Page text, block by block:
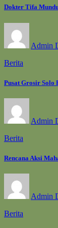
Dokter Tifa
Admin
Berita
Pusat Grosir Solo
Admin
Berita
Rencana Aksi
Admin
Berita